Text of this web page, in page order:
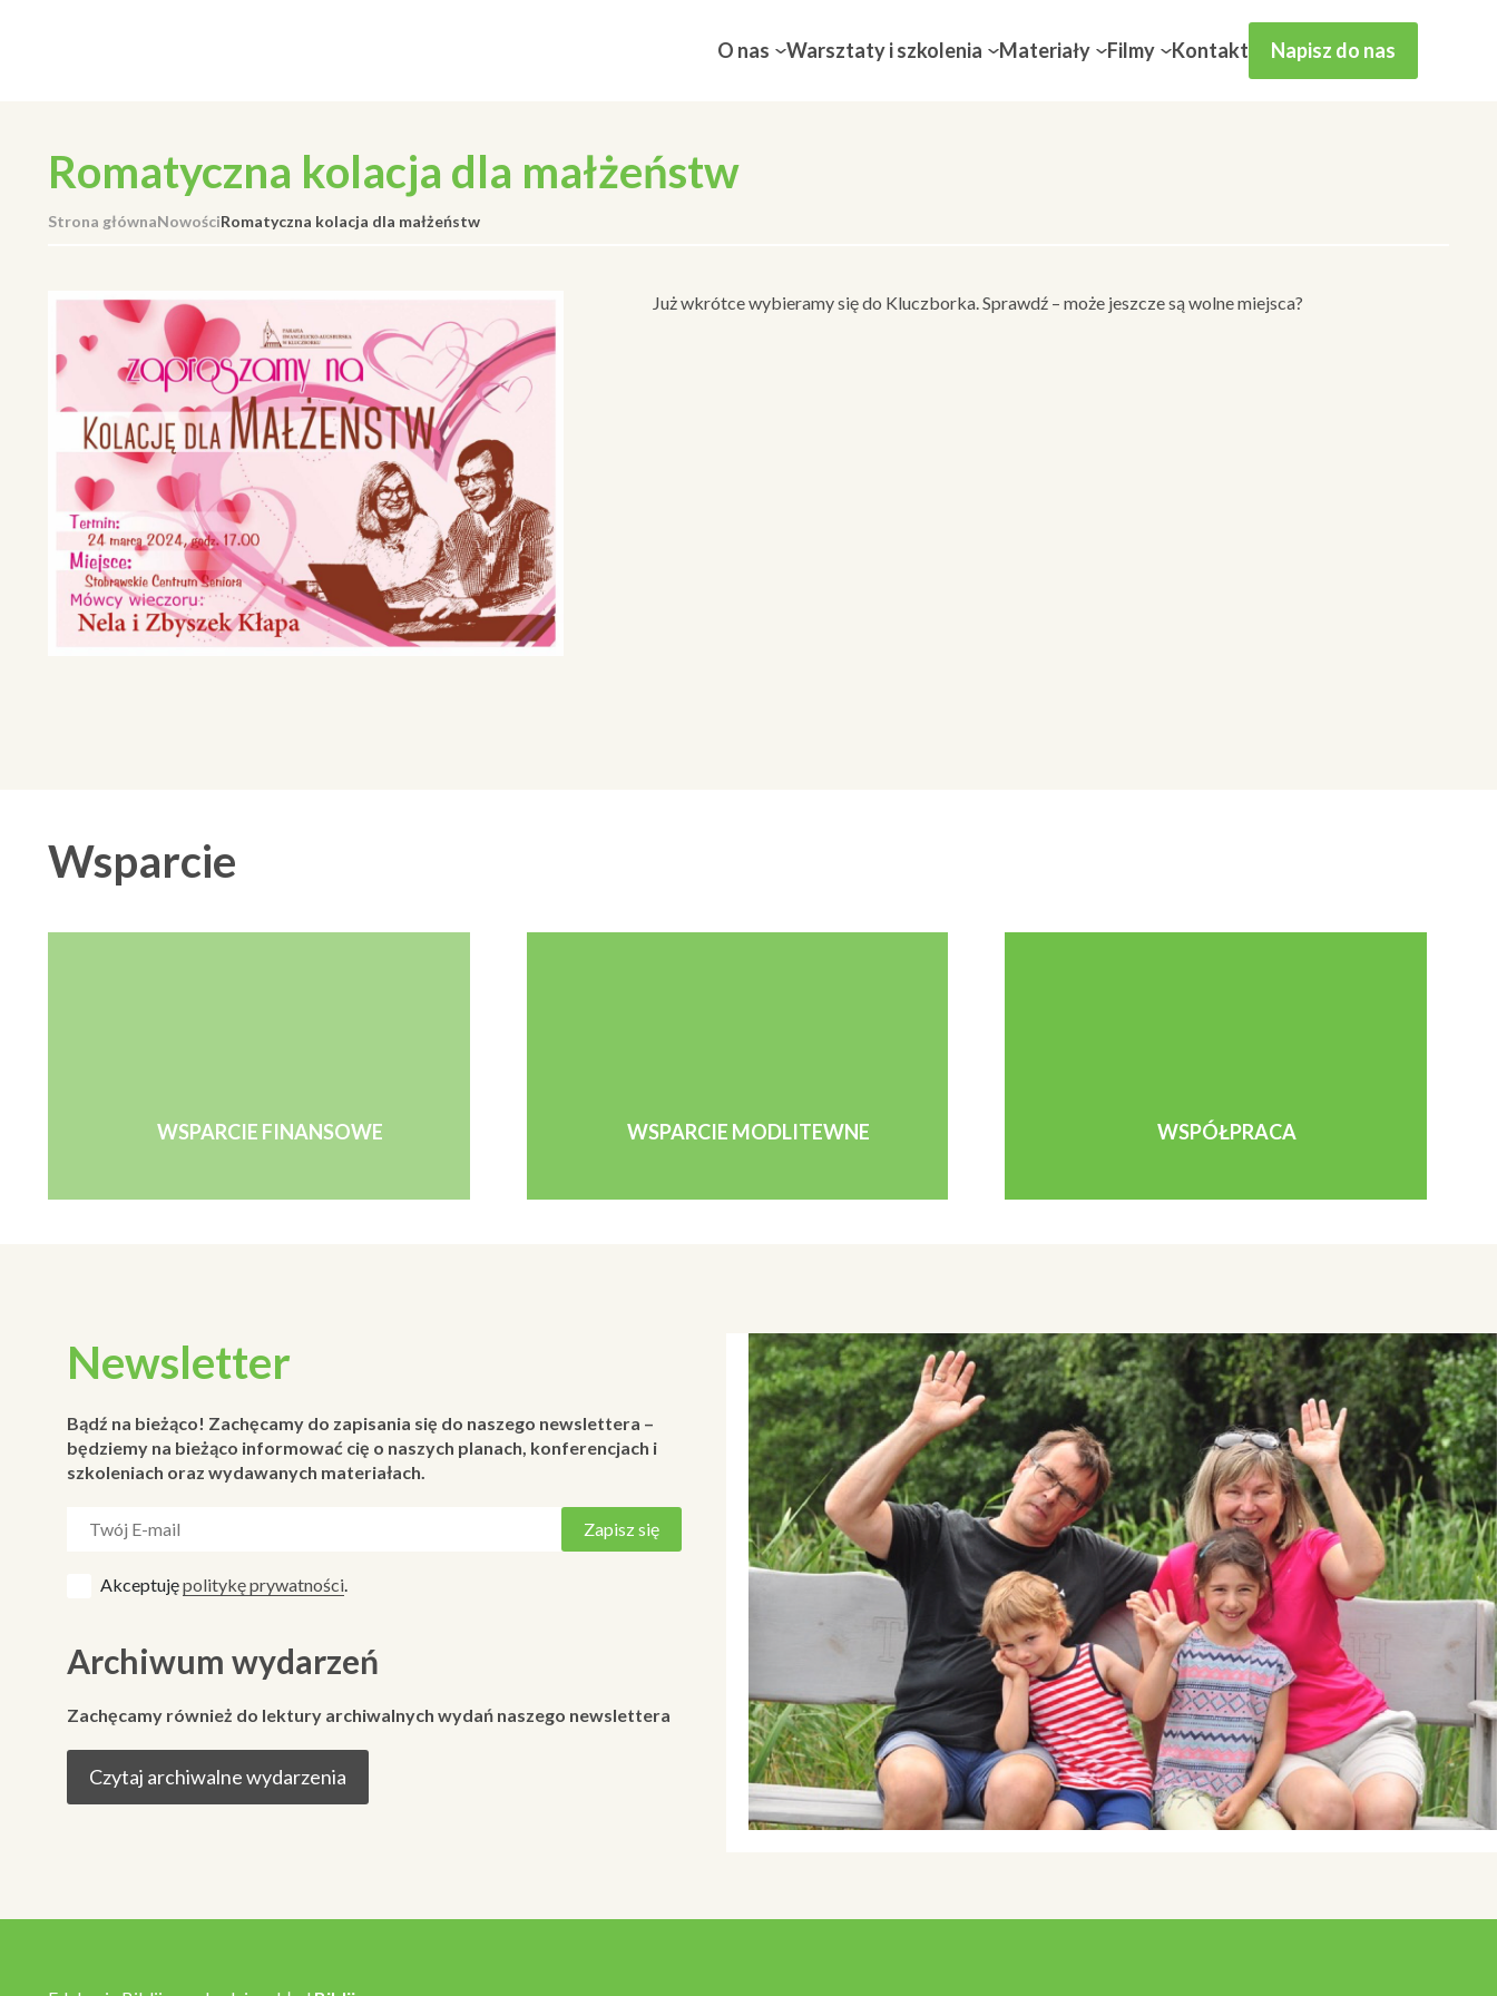
O nas Warsztaty i szkolenia Materiały Filmy Kontakt Napisz do nas
Romatyczna kolacja dla małżeństw
Strona głównaNowościRomatyczna kolacja dla małżeństw
Już wkrótce wybieramy się do Kluczborka. Sprawdź – może jeszcze są wolne miejsca?
Wsparcie
WSPARCIE FINANSOWE WSPARCIE MODLITEWNE WSPÓŁPRACA
Newsletter
Bądź na bieżąco! Zachęcamy do zapisania się do naszego newslettera –
będziemy na bieżąco informować cię o naszych planach, konferencjach i
szkoleniach oraz wydawanych materiałach.
Akceptujępolitykę prywatności.
Archiwum wydarzeń
Zachęcamy również do lektury archiwalnych wydań naszego newslettera
Czytaj archiwalne wydarzenia